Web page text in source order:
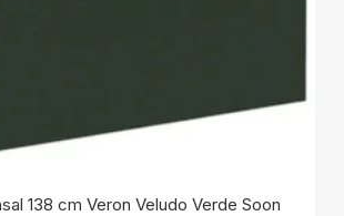
138 cm Veron Veludo Verde Soon